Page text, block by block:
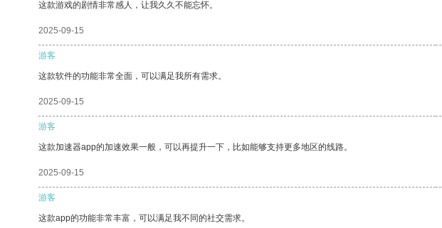
这款游戏的剧情非常感人，让我久久不能忘怀。
2025-09-15
游客
这款软件的功能非常全面，可以满足我所有需求。
2025-09-15
游客
这款加速器app的加速效果一般，可以再提升一下，比如能够支持更多地区的线路。
2025-09-15
游客
这款app的功能非常丰富，可以满足我不同的社交需求。